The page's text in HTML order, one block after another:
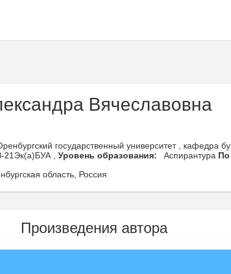
Вячеславовна
государственный университет , кафедра
21Эк(а)БУА , Уровень образования: Аспирантура
область, Россия
Произведения автора